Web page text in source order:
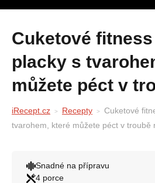
Cuketové fitness zdravé
placky s
můžete péct v
iRecept.cz Recepty
Cuketové
tvarohem, které můžete péct v troubě
Snadné na přípravu
4 porce